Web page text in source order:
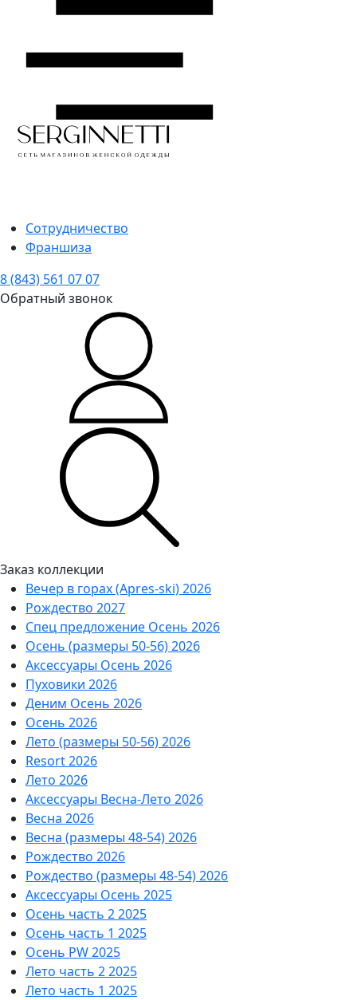
Сотрудничество
Франшиза
8 (843) 561 07 07
Обратный звонок
Заказ коллекции
Вечер в горах (Apres-ski) 2026
Рождество 2027
Спец предложение Осень 2026
Осень (размеры 50-56) 2026
Аксессуары Осень 2026
Пуховики 2026
Деним Осень 2026
Осень 2026
Лето (размеры 50-56) 2026
Resort 2026
Лето 2026
Аксессуары Весна-Лето 2026
Весна 2026
Весна (размеры 48-54) 2026
Рождество 2026
Рождество (размеры 48-54) 2026
Аксессуары Осень 2025
Осень часть 2 2025
Осень часть 1 2025
Осень PW 2025
Лето часть 2 2025
Лето часть 1 2025